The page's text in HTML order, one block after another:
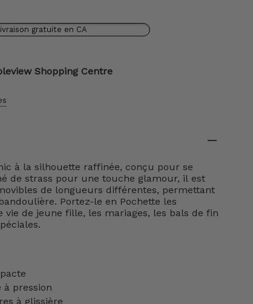
gratuite en CA
Shopping Centre
à la silhouette raffinée, conçu pour se
de strass pour une touche glamour, il est
de longueurs différentes, permettant
Portez-le en Pochette les
de jeune fille, les mariages, les bals de fin
pression
à glissière